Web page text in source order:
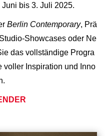
bis 3. Juli 2025.
Berlin Contemporary, Prä
Showcases oder Ne
das vollständige Progra
voller Inspiration und Inno